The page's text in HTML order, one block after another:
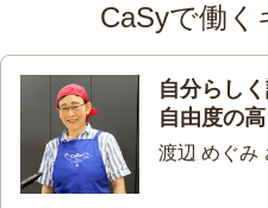
CaSyで働
自分らし
自由度の
渡辺 めぐみ